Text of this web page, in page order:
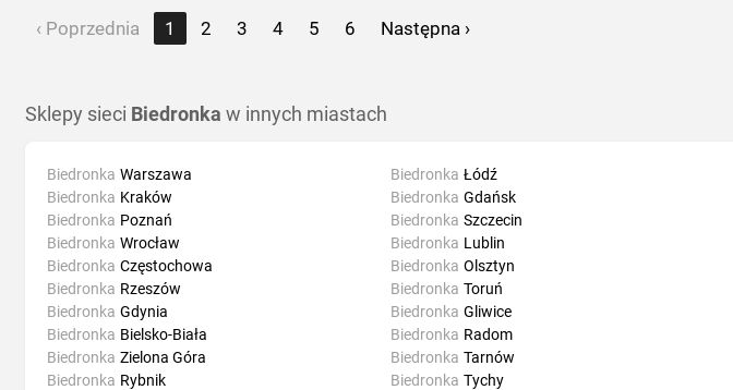
‹ Poprzednia 1 2 3 4 5 6 Następna ›
Sklepy sieci Biedronka w innych miastach
Biedronka Warszawa
Biedronka Kraków
Biedronka Poznań
Biedronka Wrocław
Biedronka Łódź
Biedronka Gdańsk
Biedronka Szczecin
Biedronka Lublin
Biedronka Częstochowa
Biedronka Rzeszów
Biedronka Gdynia
Biedronka Bielsko-Biała
Biedronka Olsztyn
Biedronka Toruń
Biedronka Gliwice
Biedronka Radom
Biedronka Zielona Góra
Biedronka Rybnik
Biedronka Tarnów
Biedronka Tychy